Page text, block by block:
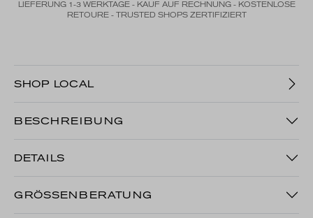
LIEFERUNG 1-3 WERKTAGE - KAUF AUF RECHNUNG - KOSTENLOSE
RETOURE - TRUSTED SHOPS ZERTIFIZIERT
SHOP LOCAL
BESCHREIBUNG
DETAILS
GRÖSSENBERATUNG